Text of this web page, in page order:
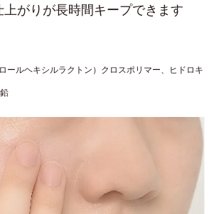
がりが長時間キープできます
ールヘキシルラクトン）クロスポリマー、ヒドロキ